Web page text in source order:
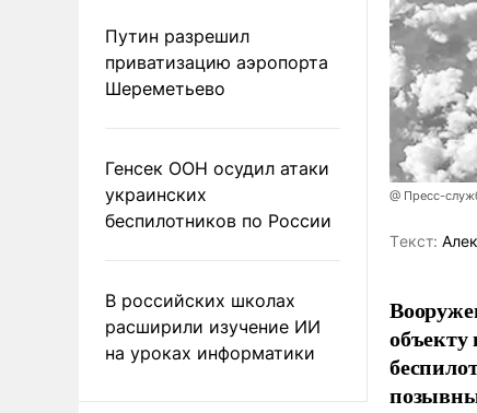
Путин разрешил
приватизацию аэропорта
Шереметьево
Генсек ООН осудил атаки
украинских
беспилотников по России
В российских школах
расширили изучение ИИ
на уроках информатики
@ Пресс-
Tекст: